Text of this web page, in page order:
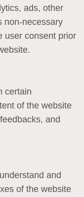
ads, other
non-necessary
user consent prior
certain
of the website
and
and
of the website